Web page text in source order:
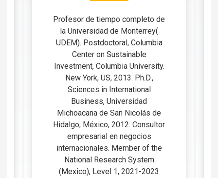
Profesor de tiempo completo de
la Universidad de Monterrey(
UDEM). Postdoctoral, Columbia
Center on Sustainable
Investment, Columbia University.
New York, US, 2013. Ph.D.,
Sciences in International
Business, Universidad
Michoacana de San Nicolás de
Hidalgo, México, 2012. Consultor
empresarial en negocios
internacionales. Member of the
National Research System
(Mexico), Level 1, 2021-2023